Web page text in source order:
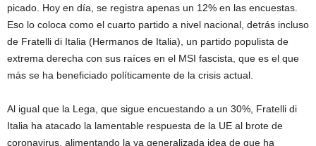
picado. Hoy en día, se registra apenas un 12% en las encuestas.
Eso lo coloca como el cuarto partido a nivel nacional, detrás incluso
de Fratelli di Italia (Hermanos de Italia), un partido populista de
extrema derecha con sus raíces en el MSI fascista, que es el que
más se ha beneficiado políticamente de la crisis actual.
Al igual que la Lega, que sigue encuestando a un 30%, Fratelli di
Italia ha atacado la lamentable respuesta de la UE al brote de
coronavirus, alimentando la ya generalizada idea de que ha